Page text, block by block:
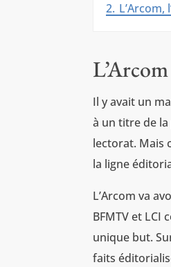
2.
Il y avait un
à un titre de
lectorat. Mais
la ligne
L’Arcom va
BFMTV et LCI
unique but.
faits